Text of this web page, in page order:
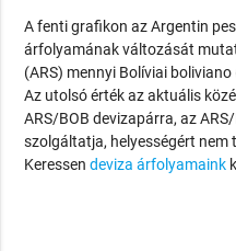
A fenti grafikon az Argentin
árfolyamának változását
(ARS) mennyi Bolíviai
Az utolsó érték az aktuális
ARS/BOB devizapárra, az
szolgáltatja, helyességért nem
Keressendeviza árfolyamaink